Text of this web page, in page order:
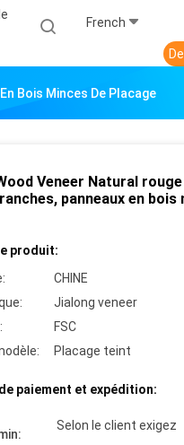
French
Bois Minces De Placage
Veneer Natural
panneaux en bois
produit:
CHINE
Jialong veneer
FSC
Placage teint
paiement et expédition:
Selon le client exigez